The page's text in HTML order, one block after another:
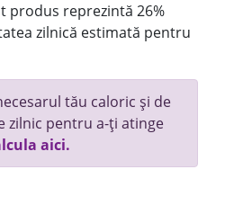
produs reprezintă 26%
zilnică estimată pentru
tău caloric și de
zilnic pentru a-ți atinge
aici.